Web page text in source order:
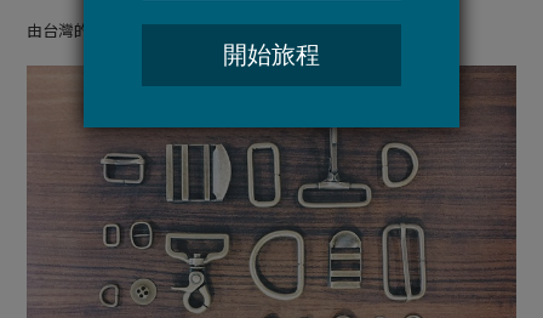
由台灣的五金廠製造，無毒、防鏽、不斷裂、不變形。